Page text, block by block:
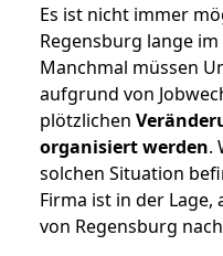
Es ist nicht immer
Regensburg lange
Manchmal müssen
aufgrund von
plötzlichen
organisiert werden.
solchen Situation
Firma ist in der
von Regensburg